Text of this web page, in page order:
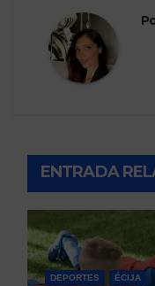
ENTRADA
DEPORTES ÉCIJA